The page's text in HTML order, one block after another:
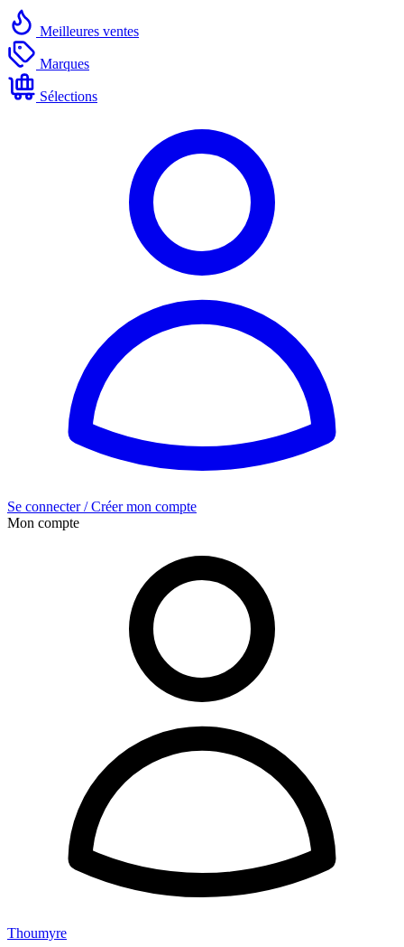
Meilleures ventes
Marques
Sélections
Se connecter / Créer mon compte
Mon compte
Thoumyre